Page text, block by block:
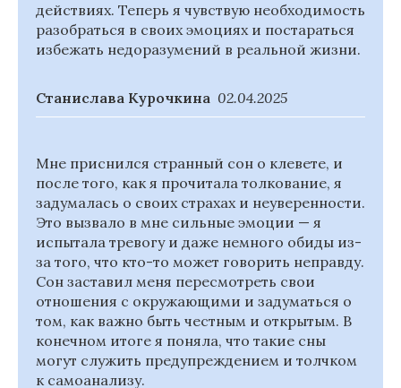
действиях. Теперь я чувствую необходимость
разобраться в своих эмоциях и постараться
избежать недоразумений в реальной жизни.
Станислава Курочкина 02.04.2025
Мне приснился странный сон о клевете, и
после того, как я прочитала толкование, я
задумалась о своих страхах и неуверенности.
Это вызвало в мне сильные эмоции — я
испытала тревогу и даже немного обиды из-
за того, что кто-то может говорить неправду.
Сон заставил меня пересмотреть свои
отношения с окружающими и задуматься о
том, как важно быть честным и открытым. В
конечном итоге я поняла, что такие сны
могут служить предупреждением и толчком
к самоанализу.